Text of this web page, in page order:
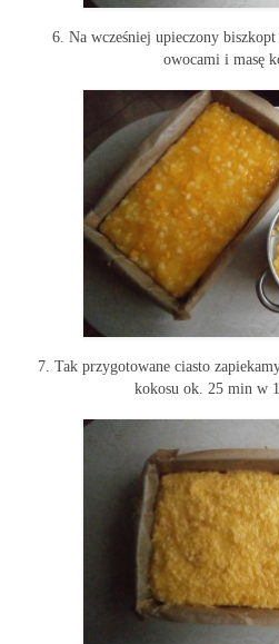
6. Na wcześniej upieczony
owocami i masę
7. Tak przygotowane ciasto
kokosu ok. 25 min w